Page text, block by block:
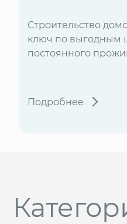
Строительство
ключ по выгодным
постоянного
Подробнее